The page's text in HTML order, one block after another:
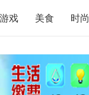
游戏 美食 时尚